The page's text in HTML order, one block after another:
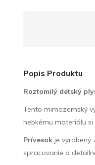
Popis Produktu
Roztomilý detský
Tento mimozemský
hebkému materiálu
Prívesok je vyrobený
spracovanie a